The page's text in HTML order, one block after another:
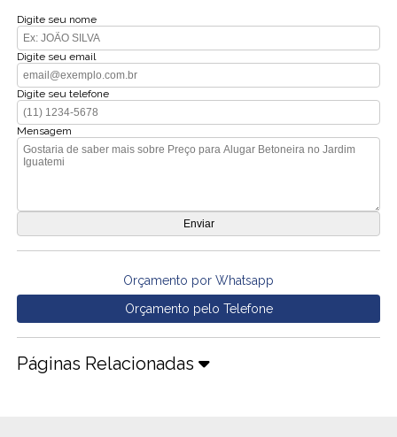
Digite seu nome
Digite seu email
Digite seu telefone
Mensagem
Orçamento por Whatsapp
Orçamento pelo Telefone
Páginas Relacionadas